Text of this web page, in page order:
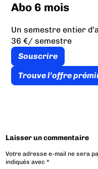
Abo 6 mois
Un semestre entier
36 €/ semestre
Souscrire
Trouve l’offre
Laisser un commentaire
Votre adresse e-mail ne sera
indiqués avec*